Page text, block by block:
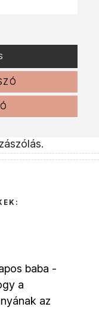
baba -
a
az